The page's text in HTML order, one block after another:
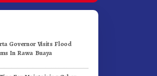
Governor Visits Flood
In Rawa Buaya